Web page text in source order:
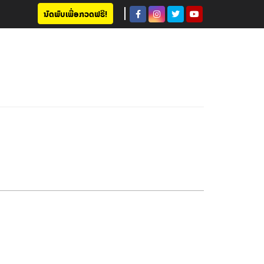
ນັດພົບເພື່ອກວດຟຣີ!